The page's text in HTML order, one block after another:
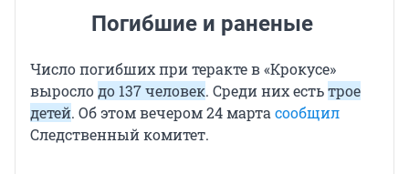
Погибшие и раненые
Число погибших при теракте в «Крокусе»
выросло до 137 человек. Среди них естьтрое
детей. Об этом вечером 24 марта сообщил
Следственный комитет.